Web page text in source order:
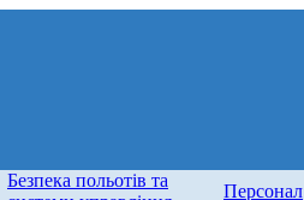
Безпека польотів та
Персонал